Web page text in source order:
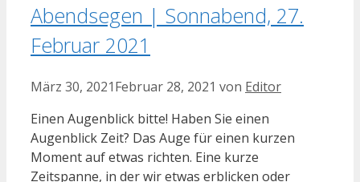
Abendsegen | Sonnabend, 27.
Februar 2021
März 30, 2021Februar 28, 2021 von Editor
Einen Augenblick bitte! Haben Sie einen
Augenblick Zeit? Das Auge für einen kurzen
Moment auf etwas richten. Eine kurze
Zeitspanne, in der wir etwas erblicken oder